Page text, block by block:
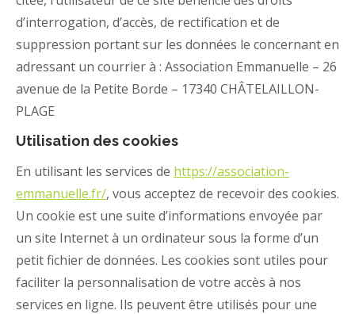
d’interrogation, d’accès, de rectification et de
suppression portant sur les données le concernant en
adressant un courrier à : Association Emmanuelle – 26
avenue de la Petite Borde – 17340 CHÂTELAILLON-
PLAGE
Utilisation des cookies
En utilisant les services de https://association-
emmanuelle.fr/, vous acceptez de recevoir des cookies.
Un cookie est une suite d’informations envoyée par
un site Internet à un ordinateur sous la forme d’un
petit fichier de données. Les cookies sont utiles pour
faciliter la personnalisation de votre accès à nos
services en ligne. Ils peuvent être utilisés pour une